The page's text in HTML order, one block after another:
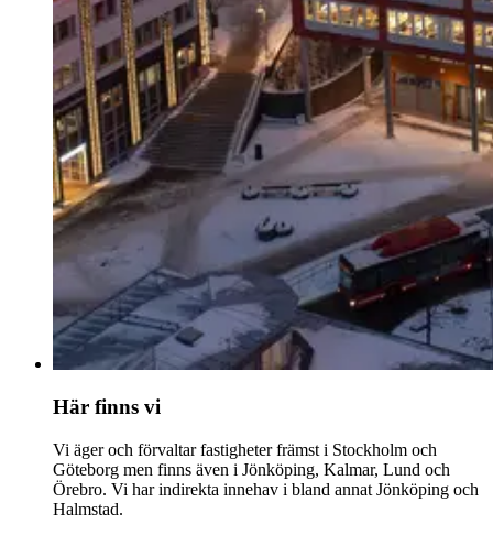
Här finns vi
Vi äger och förvaltar fastigheter främst i Stockholm och
Göteborg men finns även i Jönköping, Kalmar, Lund och
Örebro. Vi har indirekta innehav i bland annat Jönköping och
Halmstad.